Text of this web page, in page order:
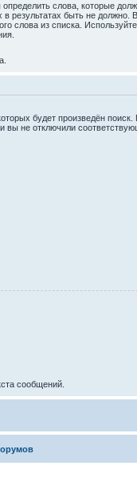
определить слова, которые
в результатах быть не должно.
слова из списка. Используйте
будет произведён
вы не отключили
сообщений.